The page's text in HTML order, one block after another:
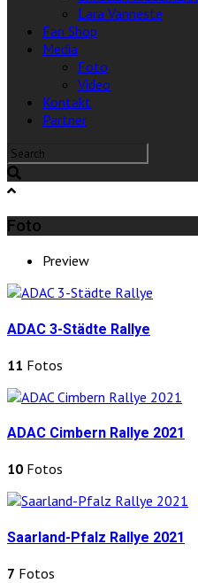
Lara Vanneste
Fan Shop
Media
Foto
Video
Kontakt
Partner
Foto
Preview
ADAC 3-Städte Rallye
11 Fotos
ADAC Cimbern Rallye 2021
10 Fotos
Saarland-Pfalz Rallye 2021
7 Fotos